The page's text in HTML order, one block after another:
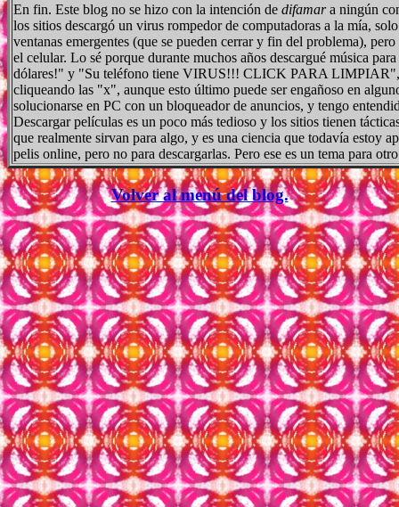
En fin. Este blog no se hizo con la intención de difamara ningún
los sitios descargó un virus rompedor de computadoras a la mía,
ventanas emergentes (que se pueden cerrar y fin del problema),
el celular. Lo sé porque durante muchos años descargué música
dólares!" y "Su teléfono tiene VIRUS!!! CLICK PARA LIMPIAR",
cliqueando las "x", aunque esto último puede ser engañoso en
solucionarse en PC con un bloqueador de anuncios, y tengo
Descargar películas es un poco más tedioso y los sitios tienen
que realmente sirvan para algo, y es una ciencia que todavía estoy
pelis online, pero no para descargarlas. Pero ese es un tema para
Volver al menú del blog.